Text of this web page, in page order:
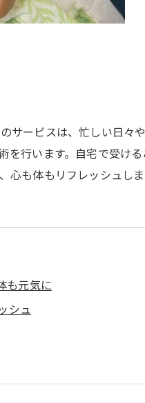
ービスは、忙しい日々
行います。自宅で受け
も体もリフレッシュしま
も元気に
シュ
ン